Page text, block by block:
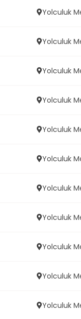
Yolculuk
Yolculuk
Yolculuk
Yolculuk
Yolculuk
Yolculuk
Yolculuk
Yolculuk
Yolculuk
Yolculuk
Yolculuk